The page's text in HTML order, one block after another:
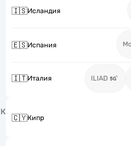
🇮🇸Исландия
🇪🇸Испания
🇮🇹Италия ILIAD
К
🇨🇾Кипр